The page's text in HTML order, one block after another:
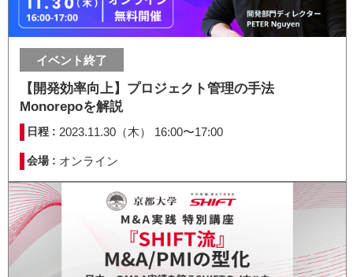
イベント終了
【開発効率向上】プロジェクト管理の手法
Monorepoを解説
日程 : 2023.11.30（木） 16:00〜17:00
会場 : オンライン